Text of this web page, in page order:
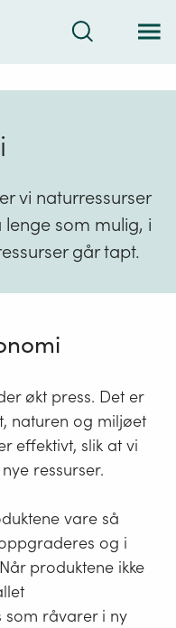
Søk
vi naturressurser
som mulig, i
går tapt.
økt press. Det er
naturen og miljøet
effektivt, slik at vi
ressurser.
vare så
og i
produktene ikke
som råvarer i ny